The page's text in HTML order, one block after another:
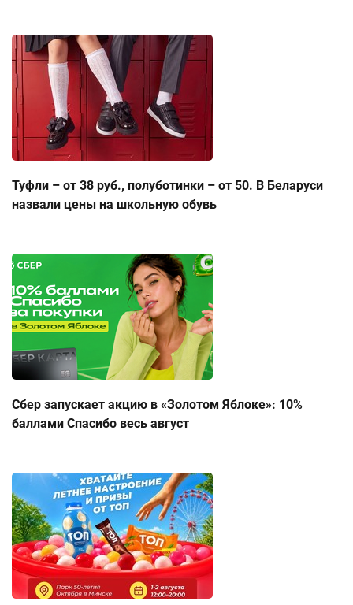
Туфли – от 38 руб., полуботинки – от 50. В Беларуси
назвали цены на школьную обувь
Сбер запускает акцию в «Золотом Яблоке»: 10%
баллами Спасибо весь август